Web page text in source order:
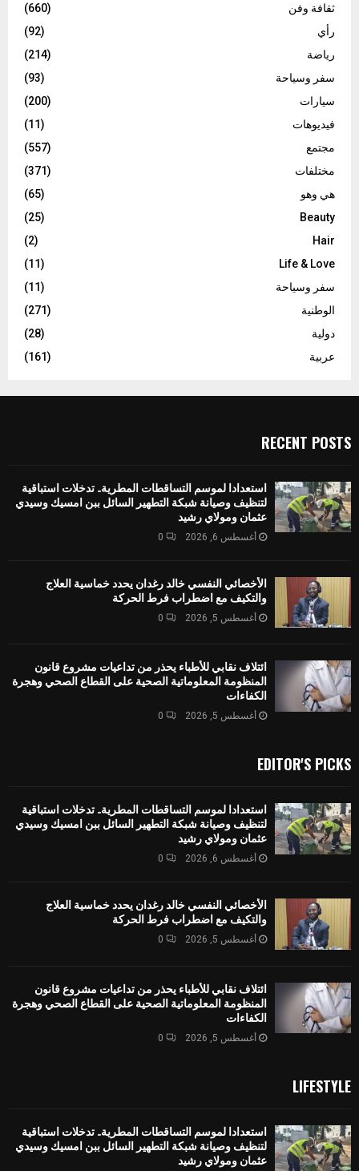
ثقافة وفن
(660)
رأي
(92)
رياضة
(214)
سفر وسياحة
(93)
سيارات
(200)
فيديوهات
(11)
مجتمع
(557)
مختلفات
(371)
هي وهو
(65)
Beauty
(25)
Hair
(2)
Life & Love
(11)
سفر وسياحة
(11)
الوطنية
(271)
دولية
(28)
عربية
(161)
RECENT POSTS
استعدادا لموسم التساقطات المطرية.. تدخلات استباقية
لتنظيف وصيانة شبكة التطهير السائل ببن امسيك وسيدي
عثمان ومولاي رشيد
أغسطس 6, 2026 0
الأخصائي النفسي خالد رغدان يحدد خماسية العلاج
والتكيف مع اضطراب فرط الحركة
أغسطس 5, 2026 0
ائتلاف نقابي للأطباء يحذر من تداعيات مشروع قانون
المنظومة المعلوماتية الصحية على القطاع الصحي وهجرة
الكفاءات
أغسطس 5, 2026 0
EDITOR'S PICKS
استعدادا لموسم التساقطات المطرية.. تدخلات استباقية
لتنظيف وصيانة شبكة التطهير السائل ببن امسيك وسيدي
عثمان ومولاي رشيد
أغسطس 6, 2026 0
الأخصائي النفسي خالد رغدان يحدد خماسية العلاج
والتكيف مع اضطراب فرط الحركة
أغسطس 5, 2026 0
ائتلاف نقابي للأطباء يحذر من تداعيات مشروع قانون
المنظومة المعلوماتية الصحية على القطاع الصحي وهجرة
الكفاءات
أغسطس 5, 2026 0
LIFESTYLE
استعدادا لموسم التساقطات المطرية.. تدخلات استباقية
لتنظيف وصيانة شبكة التطهير السائل ببن امسيك وسيدي
عثمان ومولاي رشيد